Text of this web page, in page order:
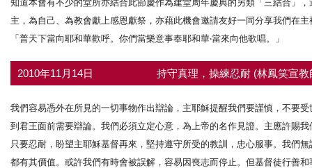
知道本會有不少的堂所亦結合此節慶作為建堂周年慶典的另類「三結合」
主，為自己、為教會獻上感恩獻祭，亦藉此機會邀請友好一同分享我們在
「普天下當向耶和華歡呼。你們當樂意事奉耶和華‧當來向他歌唱。」
2010年11月14日 持守真理，操練忍耐 (林鳳笑宣
我們容易憑外在所見的一切事物作出辯論，主耶穌提醒我們要謹慎，不要
到君王面前需要辯論。我們必須立定心意，為上帝的名作見證。主應許賜
只要忍耐，盼望主耶穌基督再來，堅持遵守所受的教訓，忠心服事。我們
都有其價值。或許我們有時會被誤解，容易因喪志而停止。但基督徒行善